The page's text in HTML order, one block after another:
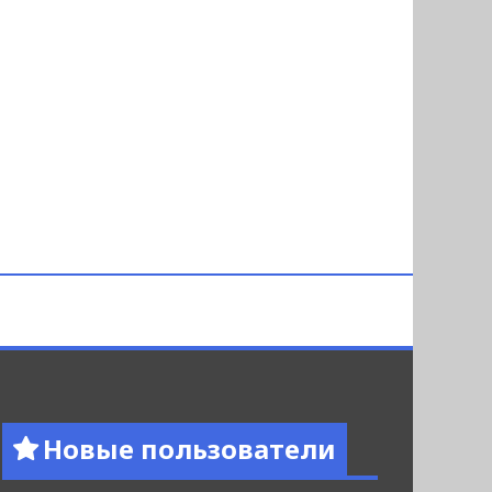
Новые пользователи